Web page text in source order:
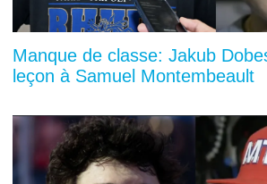
Manque de classe: Jakub
leçon à Samuel Montembeault